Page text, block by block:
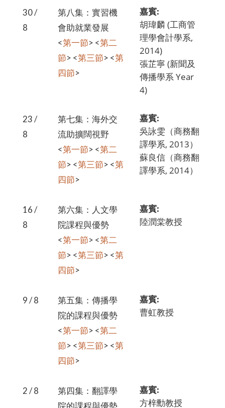
30 /
8
第八集：實習機
會助就業發展
<第一節> <第二
節> <第三節> <第
四節>
嘉賓:
胡瑋麟 (工商管
理學會計學系,
2014)
張芷寧 (新聞及
傳播學系 Year
4)
23 /
8
第七集：海外交
流助擴闊視野
<第一節> <第二
節> <第三節> <第
四節>
嘉賓:
吳詠雯（商務翻
譯學系, 2013）
蘇良信（商務翻
譯學系, 2014）
16 /
8
第六集：人文學
院課程與優勢
<第一節> <第二
節> <第三節> <第
四節>
嘉賓:
陸潤棠教授
9 / 8
第五集：傳播學
院的課程與優勢
<第一節> <第二
節> <第三節> <第
四節>
嘉賓:
曹虹教授
2 / 8
第四集：翻譯學
院的課程與優勢
嘉賓:
方梓勳教授